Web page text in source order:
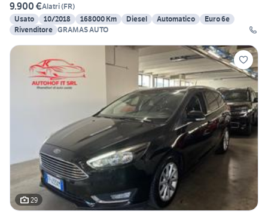
9.900 €Alatri(FR)
Usato
10/2018 168000 Km Diesel Automatico
Euro 6e
Rivenditore GRAMAS AUTO
29